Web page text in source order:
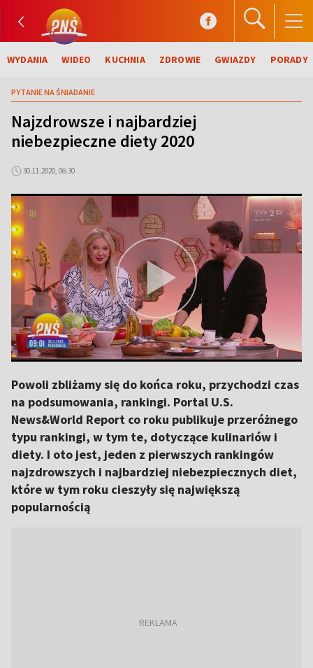
WYDANIA WIDEO KUCHNIA ZDROWIE GWIAZDY PORADY
PYTANIE NA ŚNIADANIE
Najzdrowsze i najbardziej
niebezpieczne diety 2020
30.11.2020, 06:30
Powoli zbliżamy się do końca roku, przychodzi czas
na podsumowania, rankingi. Portal U.S.
News&World Report co roku publikuje przeróżnego
typu rankingi, w tym te, dotyczące kulinariów i
diety. I oto jest, jeden z pierwszych rankingów
najzdrowszych i najbardziej niebezpiecznych diet,
które w tym roku cieszyły się największą
popularnością